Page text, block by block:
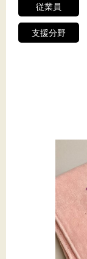
従業員
支援分野